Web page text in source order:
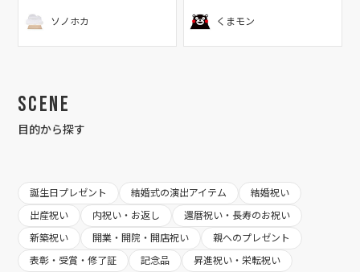
ソノホカ くまモン
Scene
目的から探す
誕生日プレゼント 結婚式の演出アイテム
結婚祝い
出産祝い
内祝い・お返し
還暦祝い・長寿のお祝い
新築祝い
開業・開院・開店祝い
親へのプレゼント
表彰・受賞・修了証
記念品
昇進祝い・栄転祝い